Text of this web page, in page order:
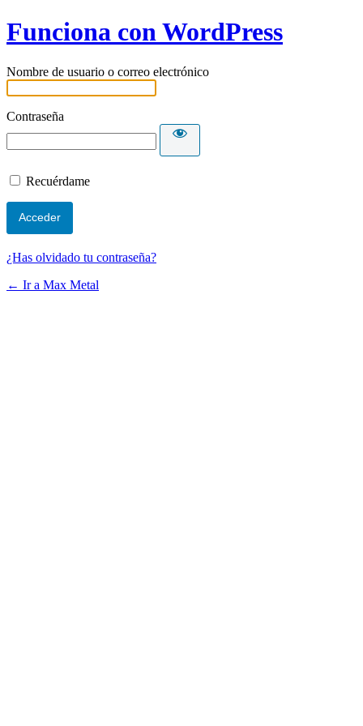
Funciona con WordPress
Nombre de usuario o correo electrónico
Contraseña
Recuérdame
¿Has olvidado tu contraseña?
← Ir a Max Metal